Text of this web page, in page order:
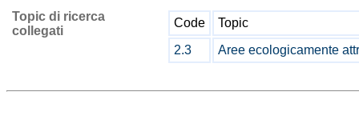
Topic di ricerca
collegati
Code
Topic
2.3
Aree ecologicamente